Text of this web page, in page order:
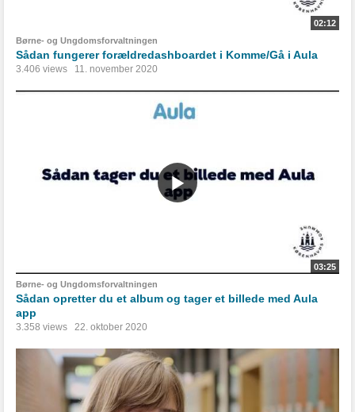
02:12
Børne- og Ungdomsforvaltningen
Sådan fungerer forældredashboardet i Komme/Gå i Aula
3.406 views 11. november 2020
03:25
Børne- og Ungdomsforvaltningen
Sådan opretter du et album og tager et billede med Aula
app
3.358 views 22. oktober 2020